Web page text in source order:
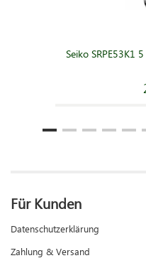
Seiko SRPE53K1
Für Kunden
Datenschutzerklärung
Zahlung & Versand